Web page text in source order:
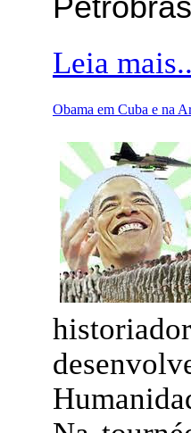
Leia
Obama em Cuba e na